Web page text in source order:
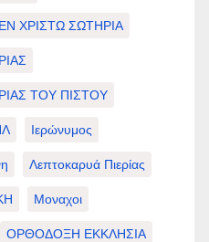
ΧΡΙΣΤΩ ΣΩΤΗΡΙΑ
ΤΟΥ ΠΙΣΤΟΥ
Ιερώνυμος
Λεπτοκαρυά Πιερίας
Μοναχοι
ΟΡΘΟΔΟΞΗ ΕΚΚΛΗΣΙΑ